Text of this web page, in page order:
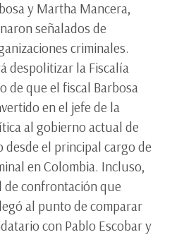
y Martha Mancera,
señalados de
criminales.
despolitizar la Fiscalía
de que el fiscal Barbosa
en el jefe de la
al gobierno actual de
desde el principal cargo de
en Colombia. Incluso,
de confrontación que
al punto de comparar
con Pablo Escobar y